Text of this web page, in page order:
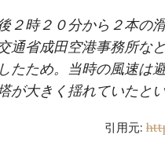
時２０分から２本の
通省成田空港事務所な
たため。当時の風速は
大きく揺れていたとい
引用元: